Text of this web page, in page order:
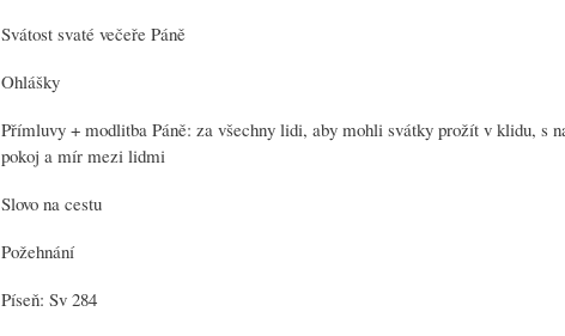
Svátost svaté večeře Páně
Ohlášky
Přímluvy + modlitba Páně: za všechny lidi, aby mohli svátky prožít v klidu, s
pokoj a mír mezi lidmi
Slovo na cestu
Požehnání
Píseň: Sv 284